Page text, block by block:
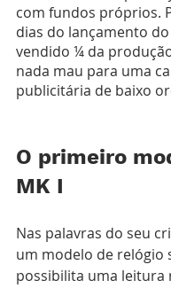
com fundos próprios.
dias do lançamento
vendido ¼ da
nada mau para uma
publicitária de baixo
O primeiro
MK I
Nas palavras do seu
um modelo de relógio
possibilita uma leitura